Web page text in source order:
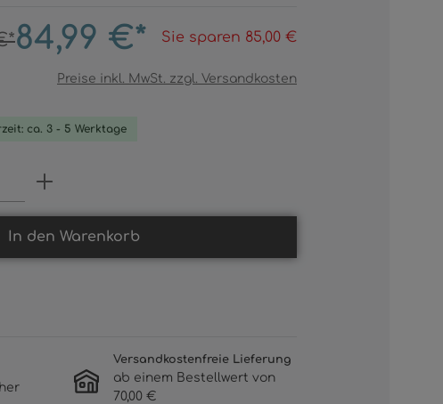
84,99 €* Sie sparen 85,00 €
Preise inkl. MwSt. zzgl. Versandkosten
ca. 3 - 5 Werktage
Gib den gewünschten Wert ein
In den Warenkorb
Versandkostenfreie Lieferung
ab einem Bestellwert von
70,00 €